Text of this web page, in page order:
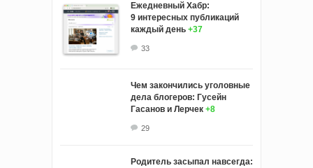
Ежедневный Хабр:
9 интересных публикаций
каждый день +37
33
Чем закончились уголовные
дела блогеров: Гусейн
Гасанов и Лерчек +8
29
Родитель засыпал навсегда: